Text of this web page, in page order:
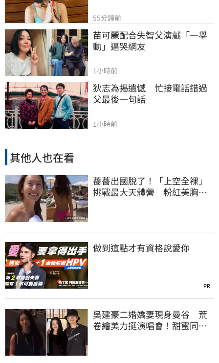
55分鐘前
苗可麗配合失智父演戲「一舉
動」逼哭網友
1小時前
狄志為揭遺憾　忙接電話錯過
父最後一句話
1小時前
其他人也在看
薔薔出國脫了！「上空全裸」
挑戰最大天體營 粉紅美胸被
做到這點才有資格說愛你
PR
吳建豪二婚嬌妻現身曼谷 荒
卷繪美力挺演唱會！甜蜜同框